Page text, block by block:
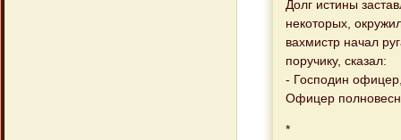
Долг истины
некоторых,
вахмистр начал
поручику, сказал:
- Господин
Офицер
*